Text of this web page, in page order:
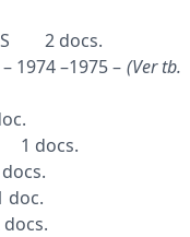
2 docs.
1974 –1975 – (Ver tb.
1 docs.
doc.
docs.